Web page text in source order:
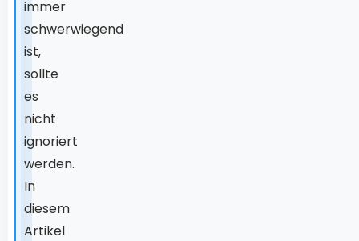
immer
schwerwiegend
ist,
sollte
es
nicht
ignoriert
werden.
In
diesem
Artikel